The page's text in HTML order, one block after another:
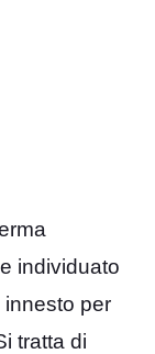
individuato
per
tratta di